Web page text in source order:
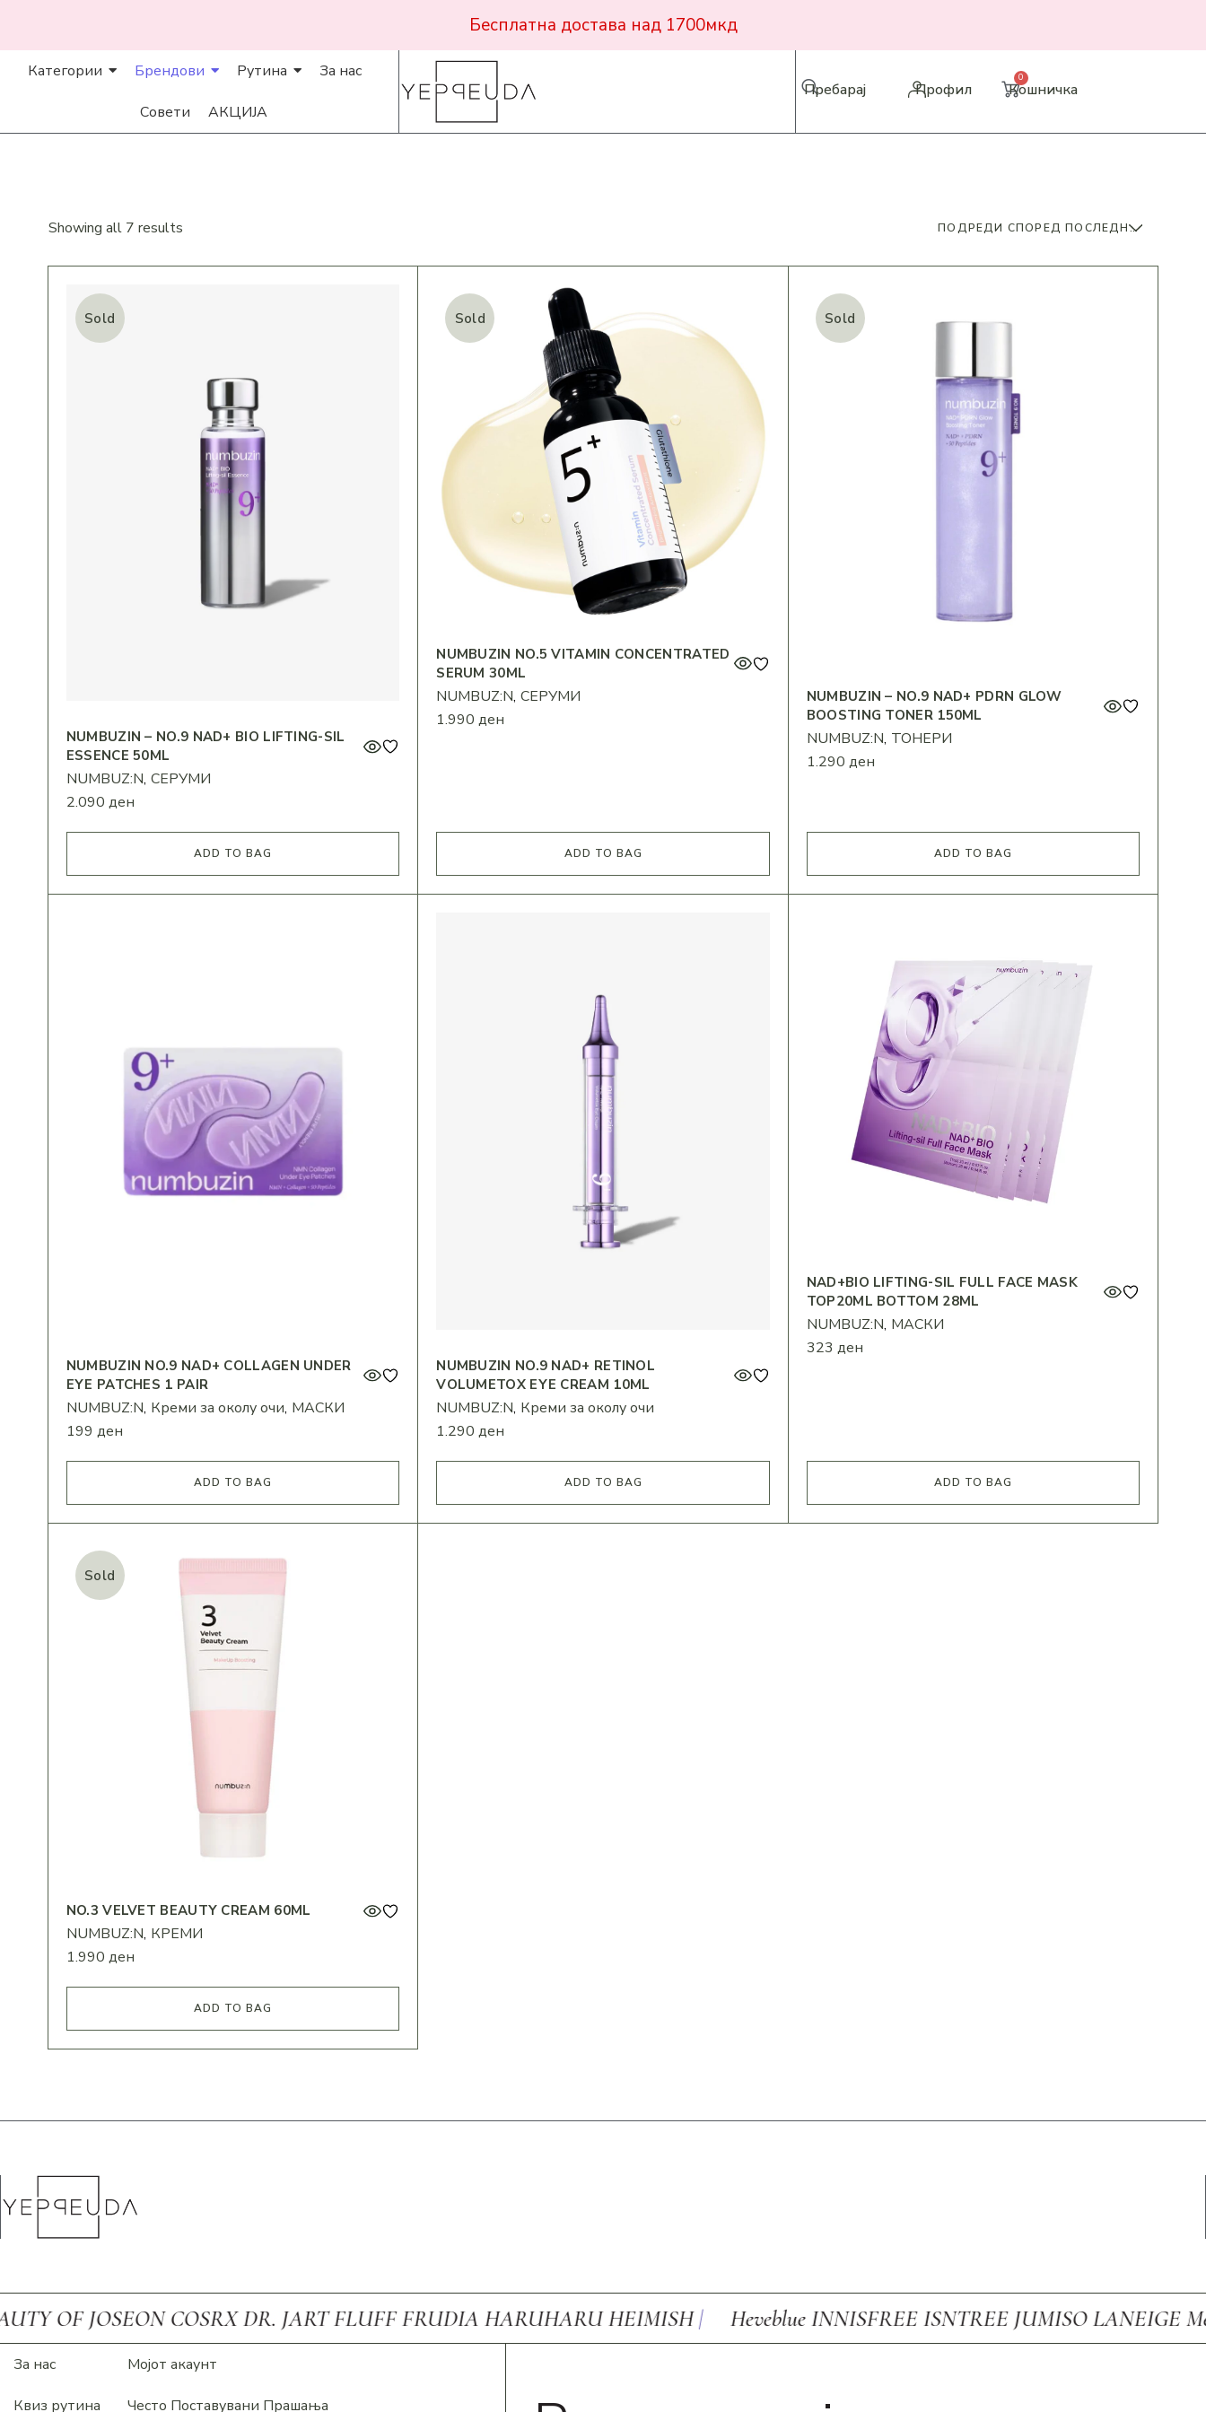
Категории Брендови Рутина За нас
Совети АКЦИЈА
Пребарај Профил Кошничка
Showing all 7 results ПОДРЕДИ СПОРЕД ПОСЛЕДНИ ПРОДУКТИ
Sold
NUMBUZIN – NO.9 NAD+ BIO LIFTING-SIL
ESSENCE 50ML
NUMBUZ:N СЕРУМИ
2.090 ден
ADD TO BAG
Sold
NUMBUZIN NO.5 VITAMIN CONCENTRATED
SERUM 30ML
NUMBUZ:N СЕРУМИ
1.990ден
ADD TO BAG
Sold
NUMBUZIN – NO.9 NAD+ PDRN GLOW
BOOSTING TONER 150ML
NUMBUZ:N ТОНЕРИ
1.290 ден
ADD TO BAG
NUMBUZIN NO.9 NAD+ COLLAGEN UNDER
EYE PATCHES 1 PAIR
NUMBUZ:N Креми за околу очи МАСКИ
199 ден
ADD TO BAG
NUMBUZIN NO.9 NAD+ RETINOL
VOLUMETOX EYE CREAM 10ML
NUMBUZ:N Креми за околу очи
1.290ден
ADD TO BAG
NAD+BIO LIFTING-SIL FULL FACE MASK
TOP20ML BOTTOM 28ML
NUMBUZ:N МАСКИ
323 ден
ADD TO BAG
Sold
NO.3 VELVET BEAUTY CREAM 60ML
NUMBUZ:N КРЕМИ
1.990 ден
ADD TO BAG
COSRX DR. JART FLUFF FRUDIA HARUHARU HEIMISH| Heveblue INNISFREE ISNTREE JUMISO LANEIGE Medicube
За нас
Квиз рутина
Мојот акаунт
Често Поставувани Прашања
Бесплатна достава над 1700мкд